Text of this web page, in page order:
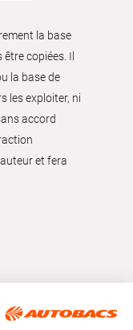
la base
copiées. Il
la base de
les exploiter, ni
accord
et fera